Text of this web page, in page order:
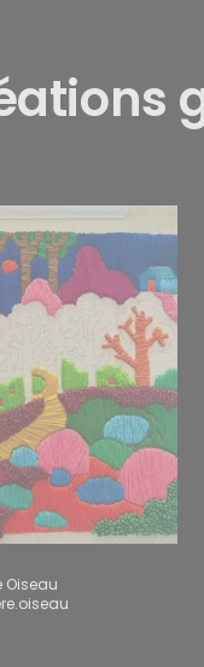
Oiseau